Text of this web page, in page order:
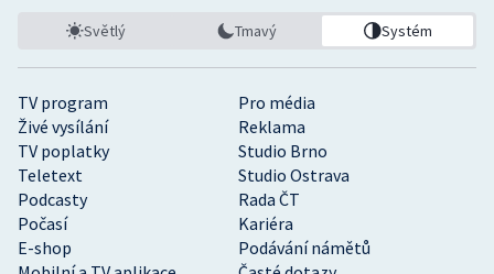
TV program
Pro média
Živé vysílání
Reklama
TV poplatky
Studio Brno
Teletext
Studio Ostrava
Podcasty
Rada ČT
Počasí
Kariéra
E-shop
Podávání námětů
Světlý Tmavý Systém